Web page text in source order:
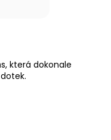
která dokonale